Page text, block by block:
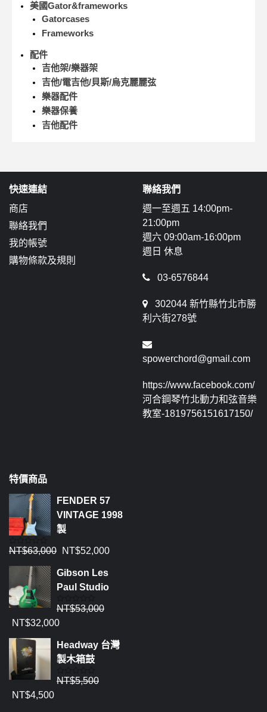
美國Gator&frameworks
Gatorcases
Frameworks
配件
吉他架/樂器架
吉他/電吉他/貝斯/烏克麗麗弦
樂器配件
樂器保養
吉他配件
快速連結
商店
聯絡我們
我的帳號
購物條款及規則
聯絡我們
週一至週五 14:00pm-
21:00pm
週六 09:00am-16:00pm
週日 休息
03-6576844
302044 新竹縣竹北市勝
利六街278號
spowerchord@gmail.com
https://www.facebook.com/
河合鋼琴竹北動力和弦音樂
教室-1819756151617150/
特價商品
FENDER 57
VINTAGE 1998
製
評
0
5
NT$63,000 NT$52,000
Gibson Les
Paul Studio
評
0
5
NT$53,000
NT$32,000
Headway 台灣
製木箱鼓
評
NT$5,500
NT$4,500